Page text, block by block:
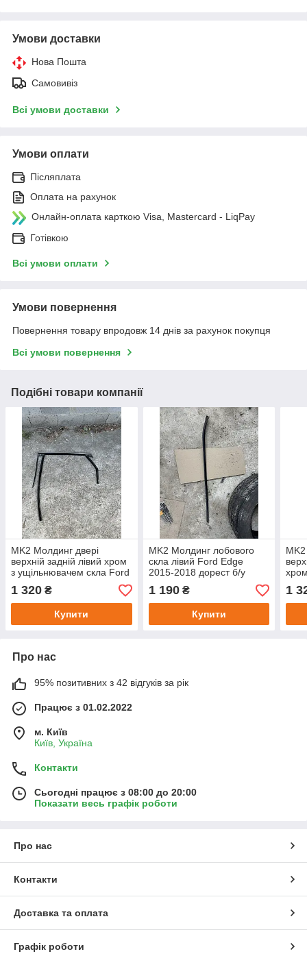
Умови доставки
Нова Пошта
Самовивіз
Всі умови доставки
Умови оплати
Післяплата
Оплата на рахунок
Онлайн-оплата карткою Visa, Mastercard - LiqPay
Готівкою
Всі умови оплати
Умови повернення
Повернення товару впродовж 14 днів за рахунок покупця
Всі умови повернення
Подібні товари компанії
MK2 Молдинг двері
верхній задній лівий хром
з ущільнювачем скла Ford
Edge 2015-2018 дорест б/
у оригінал
1 320 ₴
Купити
MK2 Молдинг лобового
скла лівий Ford Edge
2015-2018 дорест б/у
оригінал
1 190₴
Купити
1
Про нас
95% позитивних з 42 відгуків за рік
Працює з 01.02.2022
м. Київ
Київ, Україна
Контакти
Сьогодні працює з 08:00 до 20:00
Показати весь графік роботи
Про нас
Контакти
Доставка та оплата
Графік роботи